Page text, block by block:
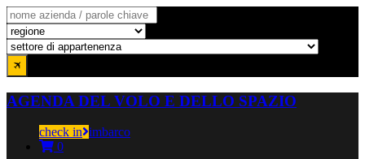
AGENDA DEL VOLO E DELLO SPAZIO
check in imbarco
0